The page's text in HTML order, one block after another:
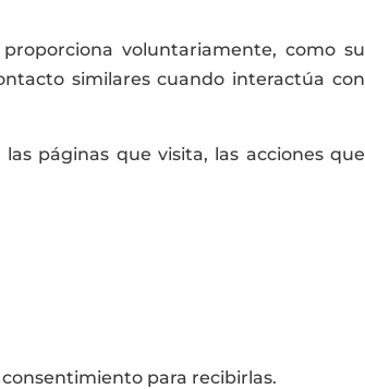
voluntariamente, como su
similares cuando interactúa con
páginas que visita, las acciones que
para recibirlas.